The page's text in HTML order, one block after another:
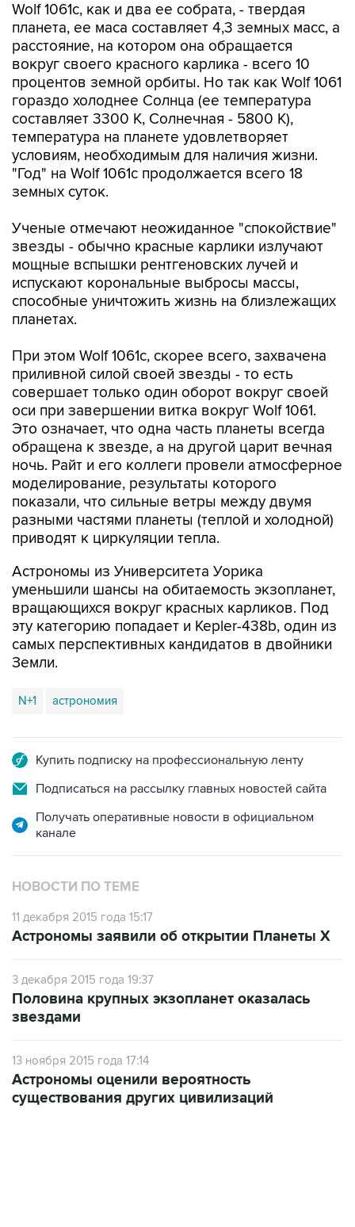
Wolf 1061с, как и два ее собрата, - твердая
планета, ее маса составляет 4,3 земных масс, а
расстояние, на котором она обращается
вокруг своего красного карлика - всего 10
процентов земной орбиты. Но так как Wolf 1061
гораздо холоднее Солнца (ее температура
составляет 3300 К, Солнечная - 5800 К),
температура на планете удовлетворяет
условиям, необходимым для наличия жизни.
"Год" на Wolf 1061с продолжается всего 18
земных суток.
Ученые отмечают неожиданное "спокойствие"
звезды - обычно красные карлики излучают
мощные вспышки рентгеновских лучей и
испускают корональные выбросы массы,
способные уничтожить жизнь на близлежащих
планетах.
При этом Wolf 1061с, скорее всего, захвачена
приливной силой своей звезды - то есть
совершает только один оборот вокруг своей
оси при завершении витка вокруг Wolf 1061.
Это означает, что одна часть планеты всегда
обращена к звезде, а на другой царит вечная
ночь. Райт и его коллеги провели атмосферное
моделирование, результаты которого
показали, что сильные ветры между двумя
разными частями планеты (теплой и холодной)
приводят к циркуляции тепла.
Астрономы из Университета Уорика
уменьшили шансы на обитаемость экзопланет,
вращающихся вокруг красных карликов. Под
эту категорию попадает и Kepler-438b, один из
самых перспективных кандидатов в двойники
Земли.
N+1 астрономия
Купить подписку на профессиональную ленту
Подписаться на рассылку главных новостей сайта
Получать оперативные новости в официальном
канале
НОВОСТИ ПО ТЕМЕ
11 декабря 2015 года 15:17
Астрономы заявили об открытии Планеты X
3 декабря 2015 года 19:37
Половина крупных экзопланет оказалась
звездами
13 ноября 2015 года 17:14
Астрономы оценили вероятность
существования других цивилизаций